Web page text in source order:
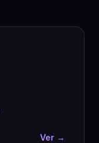
Ver →